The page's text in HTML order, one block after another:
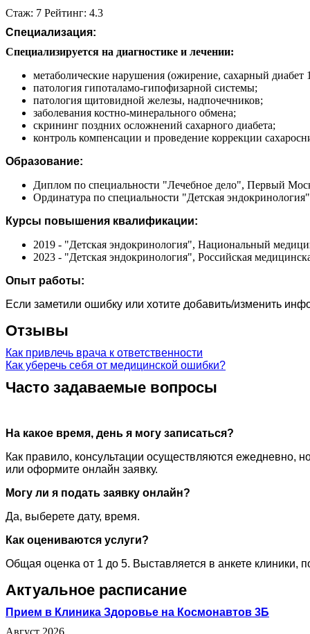
Стаж: 7 Рейтинг: 4.3
Специализация:
Специализируется на диагностике и лечении:
метаболические нарушения (ожирение, сахарный диабет
патология гипоталамо-гипофизарной системы;
патология щитовидной железы, надпочечников;
заболевания костно-минерального обмена;
скрининг поздних осложнений сахарного диабета;
контроль компенсации и проведение коррекции
Образование:
Диплом по специальности "Лечебное дело", Первый
Ординатура по специальности "Детская
Курсы повышения квалификации:
2019 - "Детская эндокринология", Национальный
2023 - "Детская эндокринология", Российская
Опыт работы:
Если заметили ошибку или хотите добавить/изменить
Отзывы
Как привлечь врача к ответственности
Как уберечь себя от медицинской ошибки?
Часто задаваемые вопросы
На какое время, день я могу записаться?
Как правило, консультации осуществляются ежедневно,
или оформите онлайн заявку.
Могу ли я подать заявку онлайн?
Да, выберете дату, время.
Как оцениваются услуги?
Общая оценка от 1 до 5. Выставляется в анкете клиники,
Актуальное расписание
Прием в Клиника Здоровье на Космонавтов 3Б
Август 2026